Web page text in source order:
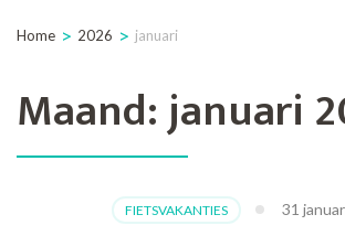
Home > 2026 > januari
Maand:januari
FIETSVAKANTIES 31